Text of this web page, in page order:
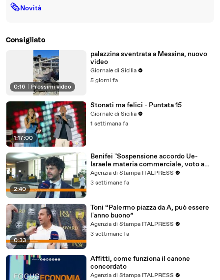
🗞Novità
Consigliato
0:16 Prossimi video
palazzina sventrata a Messina, nuovo
video
Giornale di Sicilia
5 giorni fa
1:17:00
Stonati ma felici - Puntata 15
Giornale di Sicilia
1 settimana fa
2:40
Benifei "Sospensione accordo Ue-
Israele materia commerciale, voto a
maggioranza"
Agenzia di Stampa ITALPRESS
3 settimane fa
0:33
Toni “Palermo piazza da A, può essere
l'anno buono”
Agenzia di Stampa ITALPRESS
3 settimane fa
Affitti, come funziona il canone
concordato
Agenzia di Stampa ITALPRESS